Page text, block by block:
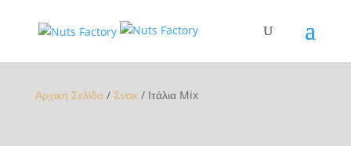
Αρχική Σελίδα/ Σνακ/ Ιτάλια Mix